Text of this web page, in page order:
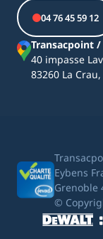
04 76 45 59 12
Transacpoint /
40 impasse
83260 La
Eybens
Grenoble
©